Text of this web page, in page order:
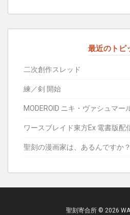
最近のトピ
二次創作スレッド
練／剣 開始
MODEROID ニキ・ヴァシュマー
ワースブレイド東方Ex 電書版配
聖刻の漫画家は、あるんですか？
聖刻寄合所 © 2026